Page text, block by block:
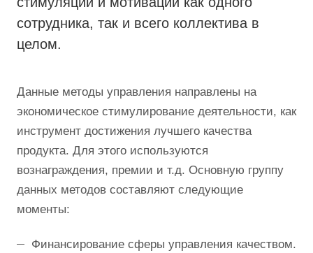
сотрудника, так и всего коллектива в
целом.
Данные методы управления направлены на
экономическое стимулирование деятельности, как
инструмент достижения лучшего качества
продукта. Для этого используются
вознаграждения, премии и т.д. Основную группу
данных методов составляют следующие
моменты:
Финансирование сферы управления качеством.